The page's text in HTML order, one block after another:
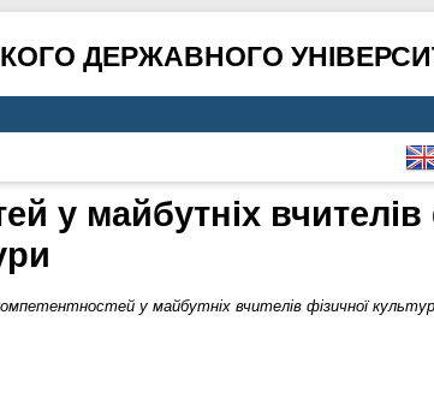
ДЕРЖАВНОГО
у майбутніх вчителів
у майбутніх вчителів фізичної